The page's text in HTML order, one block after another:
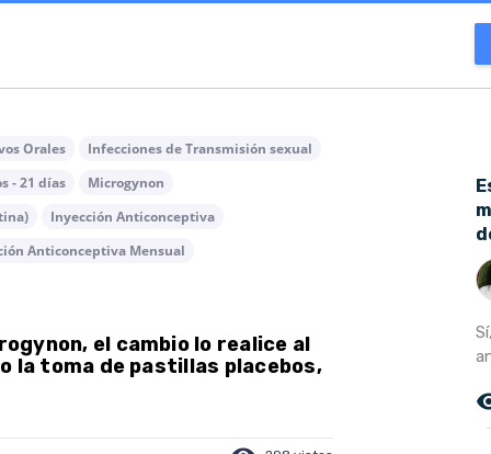
Orales
Infecciones de Transmisión sexual
- 21 días
Microgynon
Inyección Anticonceptiva
Anticonceptiva Mensual
el cambio lo realice al
la toma de pastillas placebos,